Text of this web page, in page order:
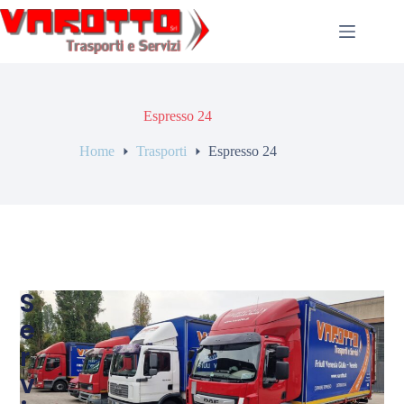
Espresso 24
Home Trasporti Espresso 24
S
e
r
v